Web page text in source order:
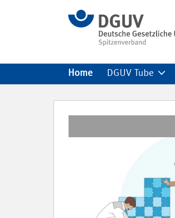
Skip to Video Lists
Skip to Page Information
Home DGUV Tube